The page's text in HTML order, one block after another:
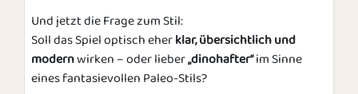
Und jetzt die Frage zum Stil:
Soll das Spiel optisch eherklar, übersichtlich und
modernwirken – oder lieber„dinohafter“im Sinne
eines fantasievollen Paleo-Stils?